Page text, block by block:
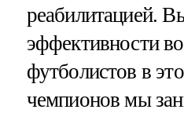
реабилитацией.
эффективности
футболистов в
чемпионов мы